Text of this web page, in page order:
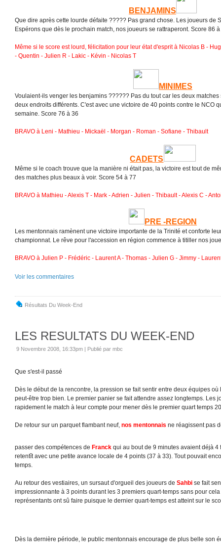
BENJAMINS
Que dire après cette lourde défaite ????? Pas grand chose. Les joueurs de
Espérons que dès le prochain match, nos joueurs se rattraperont. Score 86
Même si le score est lourd, félicitation pour leur état d'esprit à Nicolas B -
- Quentin - Julien R - Lakic - Kévin - Nicolas T
MINIMES
Voulaient-ils venger les benjamins ?????? Pas du tout car les deux
deux endroits différents. C'est avec une victoire de 40 points contre le NCO
semaine. Score 76 à 36
BRAVO à Leni - Mathieu - Mickaël - Morgan - Roman - Sofiane - Thibault
CADETS
Même si le coach trouve que la manière ni était pas, la victoire est tout de
des matches plus beaux à voir. Score 54 à 77
BRAVO à Mathieu - Alexis T - Mark - Adrien - Julien - Thibault - Alexis C -
PRE -REGION
Les mentonnais ramènent une victoire importante de la Trinité et conforte
championnat. Le rêve pour l'accession en région commence à titiller nos
BRAVO à Julien P - Frédéric - Laurent A - Thomas - Julien G - Jimmy -
Voir les commentaires
Résultats Du Week-End
LES RESULTATS DU WEEK-END
9 Novembre 2008, 16:33pm | Publié par mbc
Que s'est-il passé
Dès le début de la rencontre, la pression se fait sentir entre deux équipes
peut-être trop bien. Le premier panier se fait attendre assez longtemps. Les
rapidement le match à leur compte pour mener dès le premier quart temps
De retour sur un parquet flambant neuf, nos mentonnais ne réagissent pas
passer des compétences de Franck qui au bout de 9 minutes avaient déjà 4
retentît avec une petite avance locale de 4 points (37 à 33). Tout pouvait
temps.
Au retour des vestiaires, un sursaut d'orgueil des joueurs de Sahbi se fait
impressionnante à 3 points durant les 3 premiers quart-temps sans pour
représentants ont sû faire puisque le dernier quart-temps est atteint sur le
Dès la dernière période, le public mentonnais encourage de plus belle son